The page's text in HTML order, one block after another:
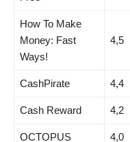
How To Make
Money: Fast
Ways!
4,5
CashPirate 4,4
Cash Reward 4,2
OCTOPUS 4,0